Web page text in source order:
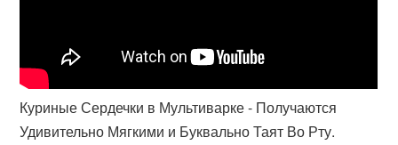
Куриные Сердечки в Мультиварке - Получаются
Удивительно Мягкими и Буквально Таят Во Рту.